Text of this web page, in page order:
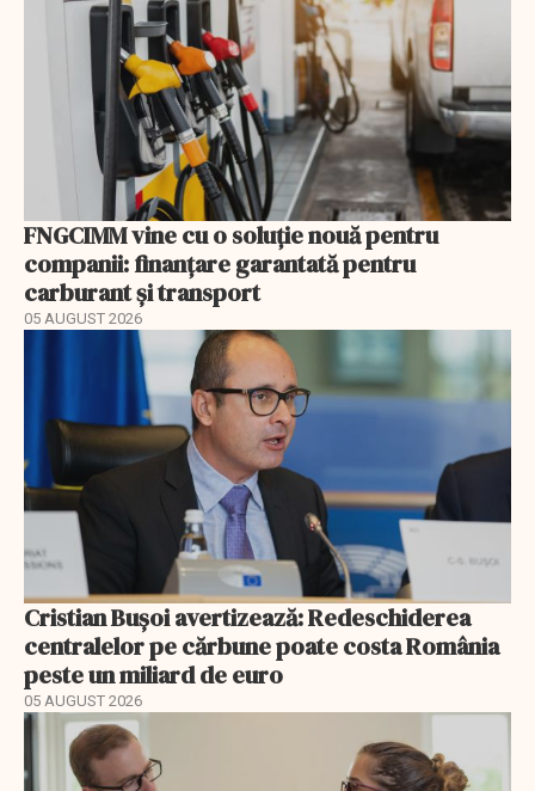
FNGCIMM vine cu o soluție nouă pentru
companii: finanțare garantată pentru
carburant și transport
05 AUGUST 2026
Cristian Bușoi avertizează: Redeschiderea
centralelor pe cărbune poate costa România
peste un miliard de euro
05 AUGUST 2026